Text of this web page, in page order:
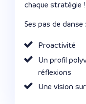
chaque stratégie !
Ses pas de danse :
Proactivité
Un profil
réflexions
Une vision